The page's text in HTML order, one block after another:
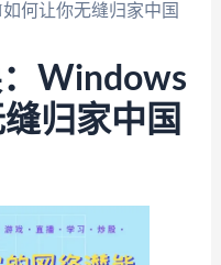
何让你无缝归家中国
Windows
归家中国